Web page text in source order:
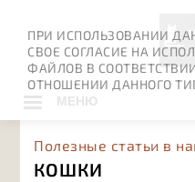
МЕНЮ
Полезные статьи в
КОШКИ
ПРИ ИСПОЛЬЗОВАНИИ
СВОЕ СОГЛАСИЕ НА
ФАЙЛОВ В
ОТНОШЕНИИ ДАННОГО